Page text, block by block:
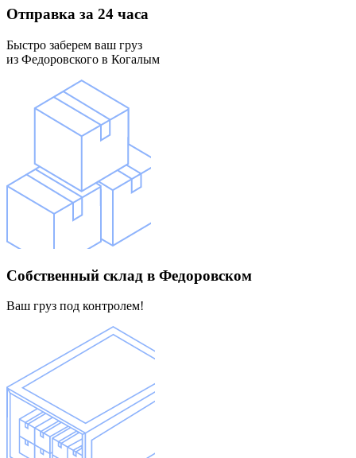
Отправка за 24 часа
Быстро заберем ваш груз
из Федоровского в Когалым
Собственный склад в Федоровском
Ваш груз под контролем!